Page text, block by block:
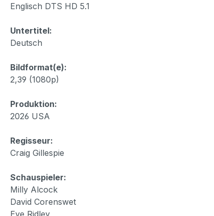
Englisch DTS HD 5.1
Untertitel:
Deutsch
Bildformat(e):
2,39 (1080p)
Produktion:
2026 USA
Regisseur:
Craig Gillespie
Schauspieler:
Milly Alcock
David Corenswet
Eve Ridley